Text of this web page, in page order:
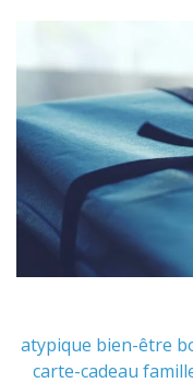
atypique bien-être
carte-cadeau